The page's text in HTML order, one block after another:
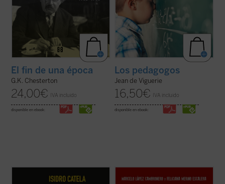
El fin de una época
G.K. Chesterton
24,00€ IVA incluido
disponible en ebook:
Los pedagogos
Jean de Viguerie
16,50€ IVA incluido
disponible en ebook:
La escena en la que un grupo de jóvenes (o
no tan jóvenes) ha quedado a tomar unas
conversaciones con relevantes